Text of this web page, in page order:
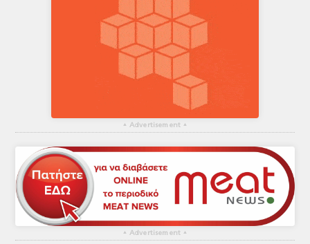
▴ Advertisement ▴
▴ Advertisement ▴